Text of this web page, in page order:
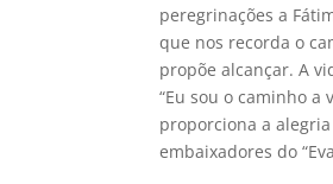
peregrinações a
que nos recorda o
propõe alcançar. A
“Eu sou o caminho
proporciona a
embaixadores do